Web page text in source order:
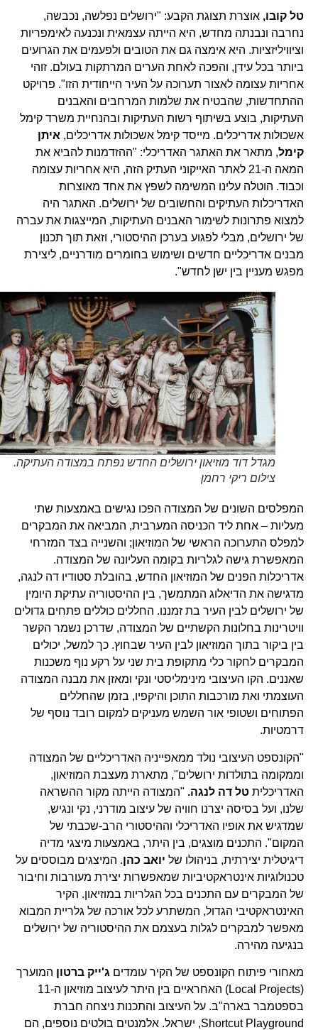
טל קובו,אוצרת תצוגת הקבע: "ירושלים נפלשה, נכבשה,
נחרבה ונבנתה מחדש, היא הייתה עצמאית ונכנעה לאימפריות
וציוויליזציות. היא אימצה גם את הטובים ולפעמים את הגרועים
ביותר בכל עידן, והפכה לאחת הערים המרתקות בעולם. זוהי
אחריות עצומה לאצור תערוכה על העיר הייחודית הזו". פרויקט
ההתחדשות, שהבטיח את שלמות המרחבים והאבנים
העתיקות, בוצע בשיתוף רשות העתיקות ובהנחיית משרד קימל
אשכולות אדריכלים. מייסד קימל אשכולות אדריכלים,איתן
קימל, מתאר את האתגר האדריכלי: "ההזדמנות להביא את
המאה ה-21 לאתר האייקוני העתיק הזה, היא אחריות עצומה
וכבוד. הוטלה עלינו המשימה לשפץ את אחד מאוצרות
האדריכלות העתיקים והחשובים של ירושלים. האתגר היה
למצוא פתרונות לשימור האבנים העתיקות, המייצגות את עברה
של ירושלים, מבלי לפגוע בערכן ההיסטורי, וזאת תוך תכנון
מבנים אדריכליים חדשים ושימוש בחומרים מודרניים, ליצירת
מפגש מעניין בין ישן לחדש".
מגדל דוד מוזיאון ירושלים החדש נפתח במצודה העתיקה.
צילום ריקי רחמן
המפלסים השונים של המצודה הפכו נגישים באמצעות שתי
מעליות – אחת ליד הכניסה המערבית, המביאה את המבקרים
למפלס התערוכה הראשי של המוזיאון; והשנייה בצד המזרחי
המאפשרת גישה לגלריות בקומה העליונה של המצודה.
אדריכלות הפנים של המוזיאון החדש, בהובלת סטודיו דה לנגה,
מדגישה את הדיאלוג המתמשך, בין ההיסטוריה עתיקת היומין
של ירושלים לבין העיר בת זמננו. החללים כוללים פתחים גדולים
וויטרינות בחלונות הקשתיים של המצודה, שדרכן נשמר הקשר
בין ביקור בתוך המוזיאון לבין העיר שבחוץ. כך למשל, יכולים
המבקרים לחקור כלי מתקופת בית שני על רקע נוף משכנות
שאננים. הקו העיצובי מינימליסטי ונקי ומאזן את מבנה המצודה
העוצמתי ואת מורכבות התוכן והיקפיו, בזמן שהחללים
הפתוחים ושטופי אור השמש מעניקים למקום רובד נוסף של
דרמטיות.
"הקונספט העיצובי נולד ממאפייניה האדריכליים של המצודה
וממקומה בתולדות ירושלים", מתארת מעצבת המוזיאון,
האדריכליתטל דה לנגה."המצודה הייתה מקור ההשראה
שלנו, ועל בסיסה יצרנו חוויה של עיצוב מודרני, נקי ונגיש,
שמדגיש את אופיו האדריכלי וההיסטורי הרב-שכבתי של
המקום". התכנים מוצגים, בין היתר, באמצעות מיצגי מדיה
דיגיטלית יצירתית, בניהולו שליואב כהן. המיצגים מבוססים על
טכנולוגיות אינטראקטיביות שמאפשרות יצירת מעורבות וחיבור
של המבקרים עם התכנים בכל הגלריות במוזיאון. הקיר
האינטראקטיבי הגדול, המשתרע לכל אורכה של גלריית המבוא
מאפשר למבקרים לגלות בעצמם את ההיסטוריה של ירושלים
בנגיעה מהירה.
מאחורי פיתוח הקונספט של הקיר עומדיםג'ייק ברטוןהמוערך
(Local Projects) האחראיים בין היתר לעיצוב מוזיאון ה-11
בספטמבר בארה"ב. על העיצוב והתכנות ניצחה חברת
Shortcut Playground, ישראל. אלמנטים בולטים נוספים, הם